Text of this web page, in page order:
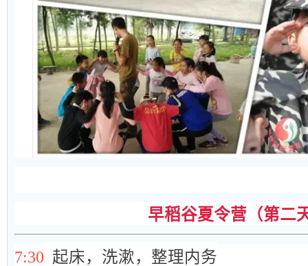
早稻谷夏令营（第二
7:30 起床，洗漱，整理内务